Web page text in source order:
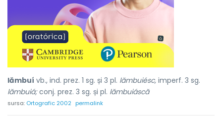
lămbuí vb., ind. prez. 1 sg. și 3 pl. lămbuiésc, imperf. 3 sg.
lămbuiá;conj. prez. 3 sg. și pl. lămbuiáscă
sursa: Ortografic 2002 permalink